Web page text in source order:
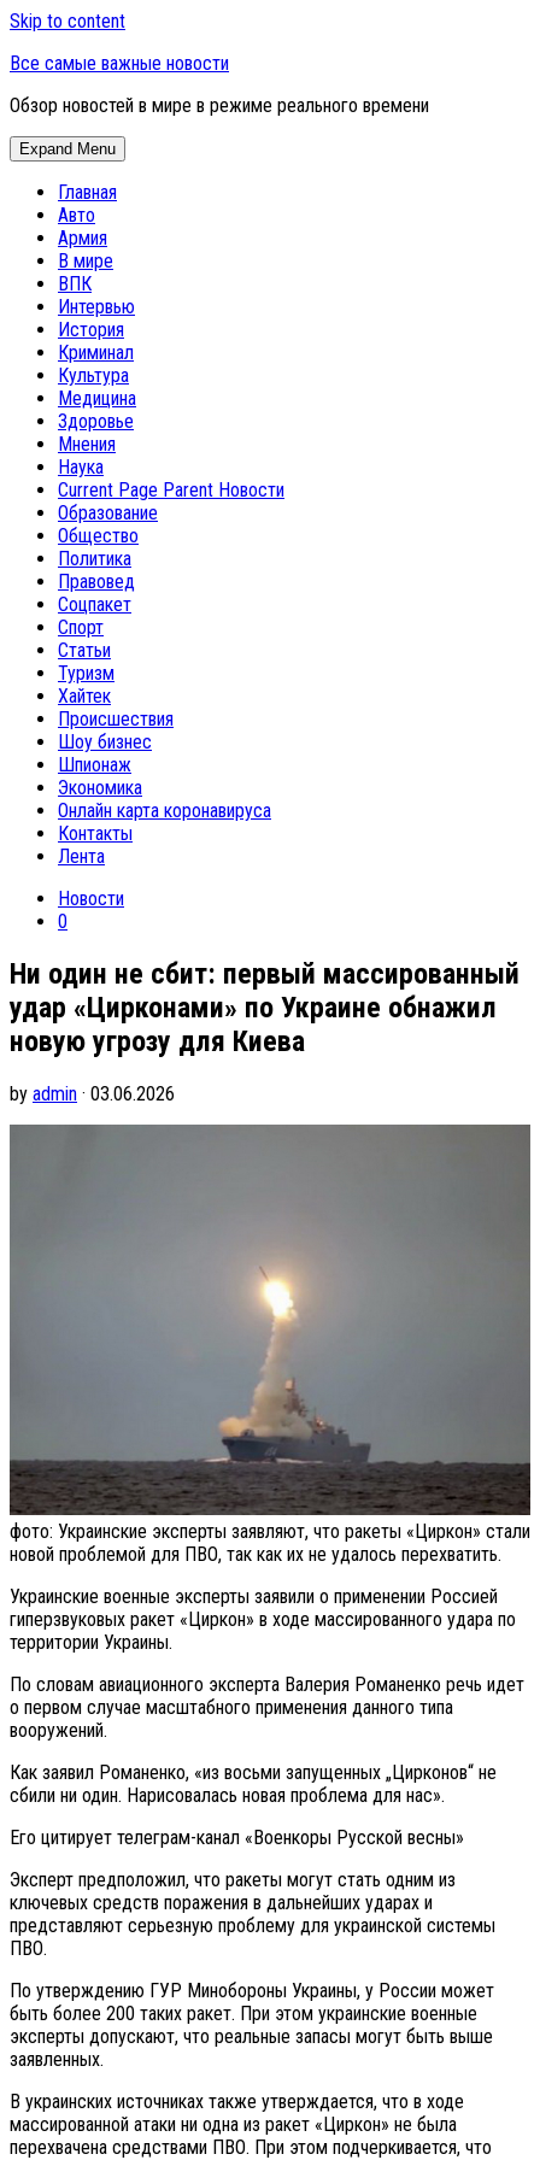
Skip to content
Все самые важные новости
Обзор новостей в мире в режиме реального времени
Expand Menu
Главная
Авто
Армия
В мире
ВПК
Интервью
История
Криминал
Культура
Медицина
Здоровье
Мнения
Наука
Current Page Parent Новости
Образование
Общество
Политика
Правовед
Соцпакет
Спорт
Статьи
Туризм
Хайтек
Происшествия
Шоу бизнес
Шпионаж
Экономика
Онлайн карта коронавируса
Контакты
Лента
Новости
0
Ни один не сбит: первый массированный
удар «Цирконами» по Украине обнажил
новую угрозу для Киева
by admin · 03.06.2026
фото: Украинские эксперты заявляют, что ракеты «Циркон» стали
новой проблемой для ПВО, так как их не удалось перехватить.
Украинские военные эксперты заявили о применении Россией
гиперзвуковых ракет «Циркон» в ходе массированного удара по
территории Украины.
По словам авиационного эксперта Валерия Романенко речь идет
о первом случае масштабного применения данного типа
вооружений.
Как заявил Романенко, «из восьми запущенных „Цирконов“ не
сбили ни один. Нарисовалась новая проблема для нас».
Его цитирует телеграм-канал «Военкоры Русской весны»
Эксперт предположил, что ракеты могут стать одним из
ключевых средств поражения в дальнейших ударах и
представляют серьезную проблему для украинской системы
ПВО.
По утверждению ГУР Минобороны Украины, у России может
быть более 200 таких ракет. При этом украинские военные
эксперты допускают, что реальные запасы могут быть выше
заявленных.
В украинских источниках также утверждается, что в ходе
массированной атаки ни одна из ракет «Циркон» не была
перехвачена средствами ПВО. При этом подчеркивается, что